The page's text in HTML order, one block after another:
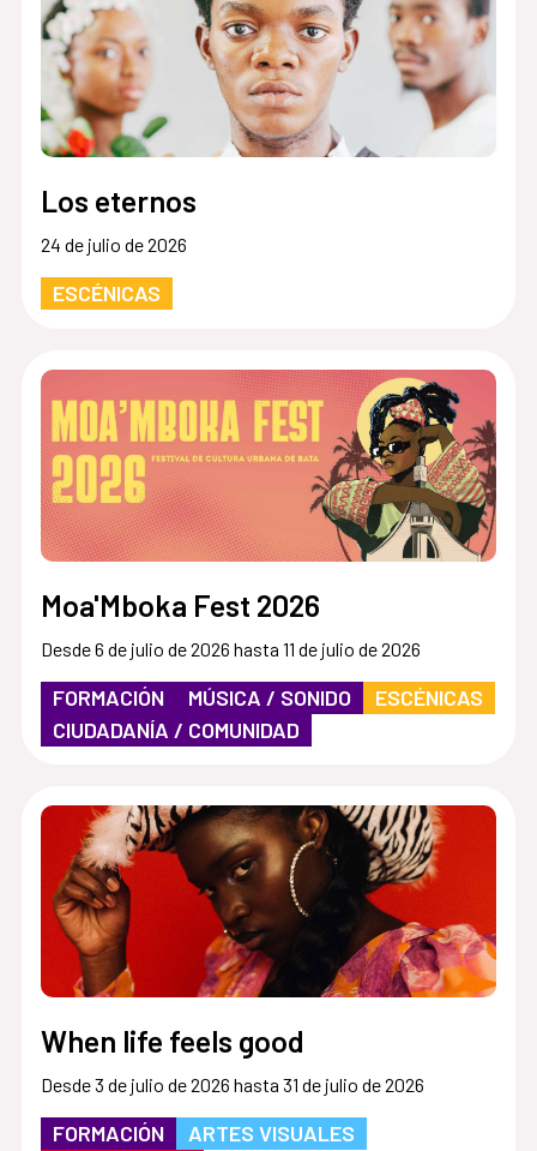
Los eternos
24 de julio de 2026
ESCÉNICAS
Moa'Mboka Fest 2026
Desde 6 de julio de 2026 hasta 11 de julio de 2026
FORMACIÓN MÚSICA / SONIDO
ESCÉNICAS
CIUDADANÍA / COMUNIDAD
When life feels good
Desde 3 de julio de 2026 hasta 31 de julio de 2026
FORMACIÓN
ARTES VISUALES